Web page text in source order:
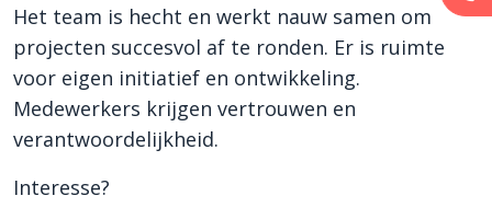
Het team is hecht en werkt nauw samen om
projecten succesvol af te ronden. Er is ruimte
voor eigen initiatief en ontwikkeling.
Medewerkers krijgen vertrouwen en
verantwoordelijkheid.
Interesse?